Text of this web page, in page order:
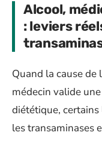
Alcool,
: leviers
Quand la cause de
médecin valide
diététique,
les transaminases